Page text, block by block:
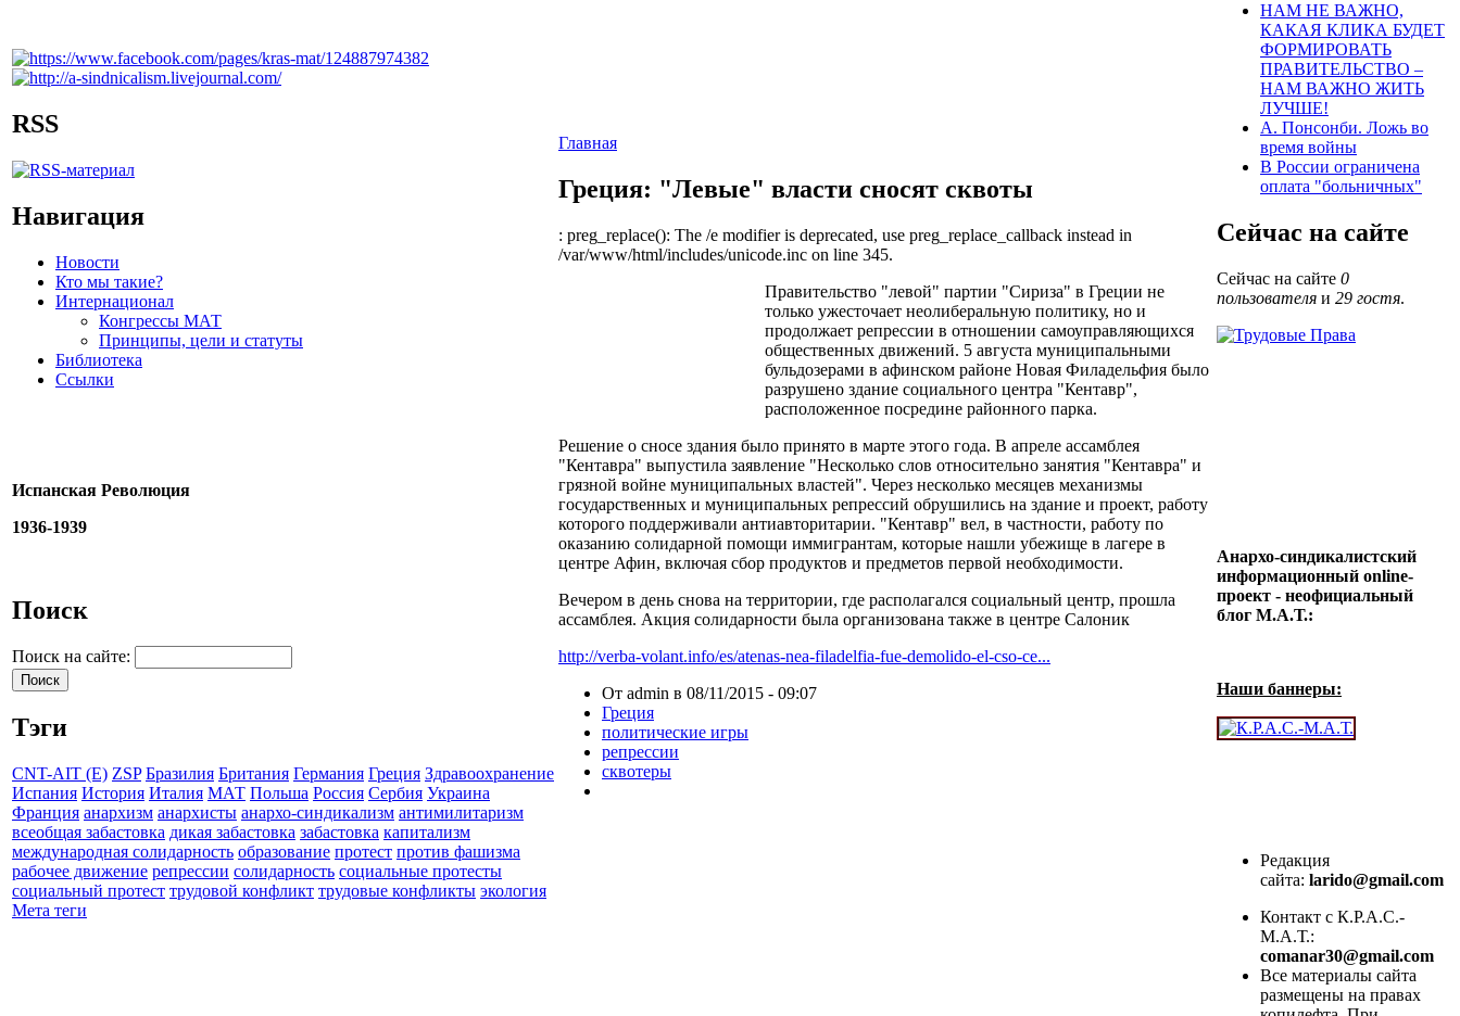
RSS
Навигация
Новости
Кто мы такие?
Интернационал
Конгрессы МАТ
Принципы, цели и статуты
Библиотека
Ссылки
Испанская Революция
1936-1939
Поиск
Поиск на сайте:
Тэги
CNT-AIT (E) ZSP Бразилия Британия Германия Греция Здравоохранение
Испания История Италия МАТ Польша Россия Сербия Украина
Франция анархизм анархисты анархо-синдикализм антимилитаризм
всеобщая забастовка дикая забастовка забастовка капитализм
международная солидарность образование протест против фашизма
рабочее движение репрессии солидарность социальные протесты
социальный протест трудовой конфликт трудовые конфликты экология
Мета теги
Главная
Греция: "Левые" власти сносят сквоты
: preg_replace(): The /e modifier is deprecated, use preg_replace_callback instead in
/var/www/html/includes/unicode.inc on line 345.
Правительство "левой" партии "Сириза" в Греции не
только ужесточает неолиберальную политику, но и
продолжает репрессии в отношении самоуправляющихся
общественных движений. 5 августа муниципальными
бульдозерами в афинском районе Новая Филадельфия было
разрушено здание социального центра "Кентавр",
расположенное посредине районного парка.
Решение о сносе здания было принято в марте этого года. В апреле ассамблея
"Кентавра" выпустила заявление "Несколько слов относительно занятия "Кентавра" и
грязной войне муниципальных властей". Через несколько месяцев механизмы
государственных и муниципальных репрессий обрушились на здание и проект, работу
которого поддерживали антиавторитарии. "Кентавр" вел, в частности, работу по
оказанию солидарной помощи иммигрантам, которые нашли убежище в лагере в
центре Афин, включая сбор продуктов и предметов первой необходимости.
Вечером в день снова на территории, где располагался социальный центр, прошла
ассамблея. Акция солидарности была организована также в центре Салоник
http://verba-volant.info/es/atenas-nea-filadelfia-fue-demolido-el-cso-ce...
От admin в 08/11/2015 - 09:07
Греция
политические игры
репрессии
сквотеры
НАМ НЕ ВАЖНО,
КАКАЯ КЛИКА БУДЕТ
ФОРМИРОВАТЬ
ПРАВИТЕЛЬСТВО –
НАМ ВАЖНО ЖИТЬ
ЛУЧШЕ!
А. Понсонби. Ложь во
время войны
В России ограничена
оплата "больничных"
Сейчас на сайте
Сейчас на сайте 0
пользователя и 29 гостя.
Анархо-синдикалистский
информационный online-
проект - неофициальный
блог М.А.Т.:
Наши баннеры:
Редакция
сайта: larido@gmail.com
Контакт с К.Р.А.С.-
М.А.Т.:
comanar30@gmail.com
Все материалы сайта
размещены на правах